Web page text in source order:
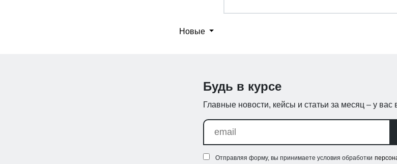
Новые
Будь в курсе
Главные новости, кейсы и статьи за месяц – у вас
Отправляя форму, вы принимаете условия обработки